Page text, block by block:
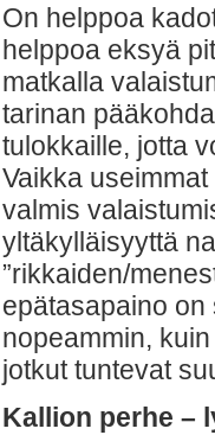
On helppoa
helppoa eksyä
matkalla
tarinan
tulokkaille, jotta
Vaikka
valmis
yltäkylläisyyttä
”rikkaiden/
epätasapaino
nopeammin,
jotkut tuntevat
Kallion perhe –